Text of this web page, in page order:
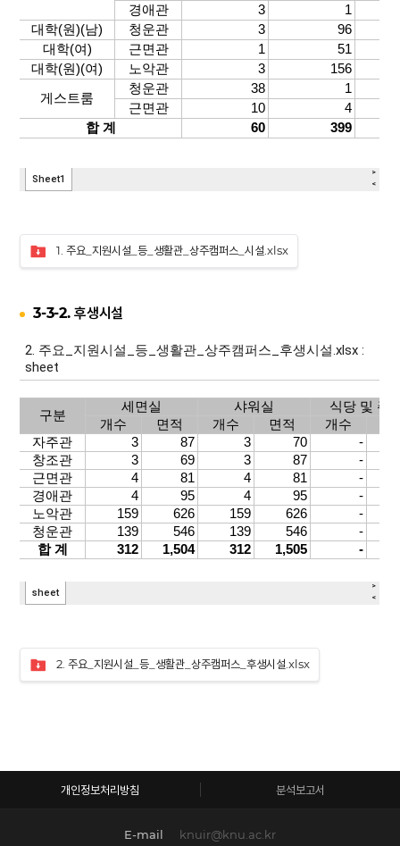
1. 주요_지원시설_등_생활관_상주캠퍼스_시설.xlsx
3-3-2. 후생시설
2. 주요_지원시설_등_생활관_상주캠퍼스_후생시설.xlsx
개인정보처리방침 분석보고서
E-mail knuir@knu.ac.kr